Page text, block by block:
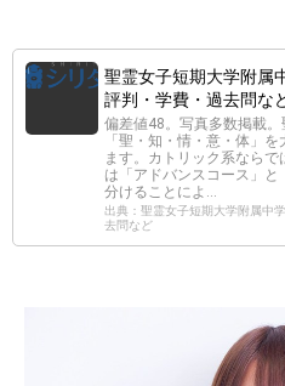
聖霊女子短期大学附属
評判・学費・過去問な
偏差値48。写真多数掲載。
「聖・知・情・意・体」
ます。カトリック系なら
は「アドバンスコース」
分けることによ…
出典：聖霊女子短期大学附属中
去問など